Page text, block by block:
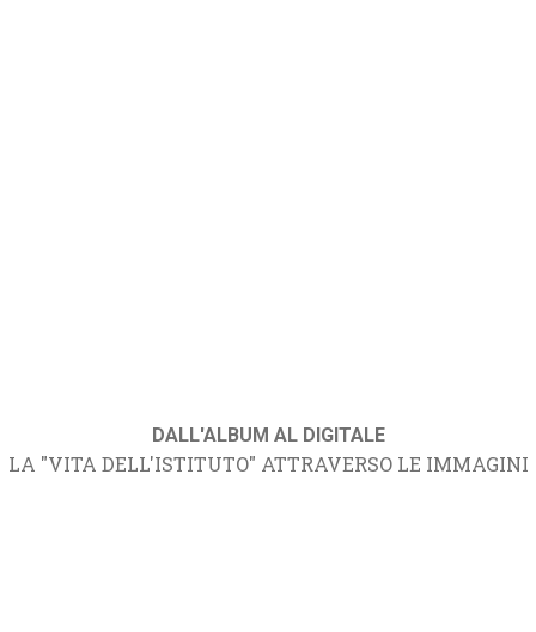
DALL'ALBUM AL DIGITALE
LA "VITA DELL'ISTITUTO" ATTRAVERSO LE IMMAGINI